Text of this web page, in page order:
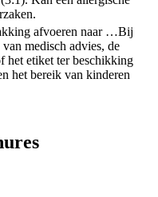
afvoeren naar …Bij
medisch advies, de
het etiket ter beschikking
het bereik van kinderen